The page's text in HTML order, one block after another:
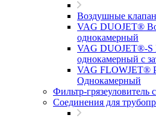
Воздушные
VAG DUOJET®
однокамерный
VAG DUOJET®-S
однокамерный с
VAG FLOWJET®
Однокамерный
Фильтр-грязеуловитель
Соединения для